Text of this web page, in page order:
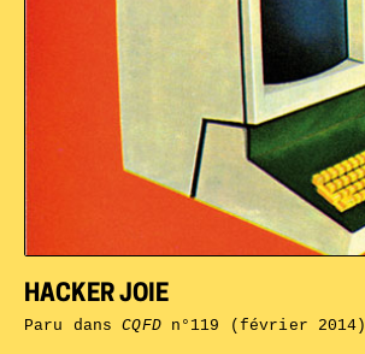
HACKER JOIE
Paru dansCQFDn°119 (février 2014)